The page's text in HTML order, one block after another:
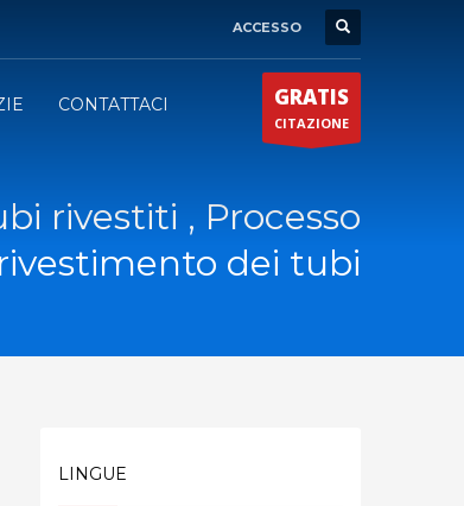
ACCESSO
CONTATTACI GRATIS
CITAZIONE
rivestiti , Processo
dei tubi
LINGUE